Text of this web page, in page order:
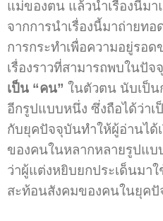
แม่ของตน แล้วนำเรื่องนี้มา
จากการนำเรื่องนี้มาถ่ายท
การกระทำเพื่อความอยู่รอ
เรื่องราวที่สามารถพบในปัจ
เป็น “คน” ในตัวตน นับเป็น
อีกรูปแบบหนึ่ง ซึ่งถือได้ว่าเ
กับยุคปัจจุบันทำให้ผู้อ่านได้
ของคนในหลากหลายรูปแ
ว่าผู้แต่งหยิบยกประเด็นมาใ
สะท้อนสังคมของคนในยุคปั